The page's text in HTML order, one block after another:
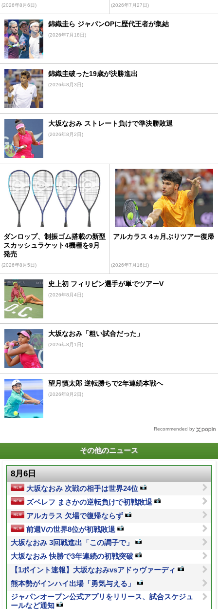
(2026年8月6日) (2026年7月27日)
錦織圭ら ジャパンOPに歴代王者が集結
(2026年7月18日)
錦織圭破った19歳が決勝進出
(2026年8月3日)
大坂なおみ ストレート負けで準決勝敗退
(2026年8月2日)
ダンロップ、制振ゴム搭載の新型
スカッシュラケット4機種を9月
発売
(2026年8月5日)
アルカラス 4ヵ月ぶりツアー復帰
(2026年7月16日)
史上初 フィリピン選手が単でツアーV
(2026年8月4日)
大坂なおみ「粗い試合だった」
(2026年8月1日)
望月慎太郎 逆転勝ちで2年連続本戦へ
(2026年8月2日)
Recommended by
その他のニュース
8月6日
大坂なおみ 次戦の相手は世界24位
ズベレフ まさかの逆転負けで初戦敗退
アルカラス 欠場で復帰ならず
前週Vの世界8位が初戦敗退
大坂なおみ 3回戦進出「この調子で」
大坂なおみ 快勝で3年連続の初戦突破
【1ポイント速報】大坂なおみvsアドゥヴァーディ
熊本勢がインハイ出場「勇気与える」
ジャパンオープン公式アプリをリリース、試合スケジュ
ールなど通知